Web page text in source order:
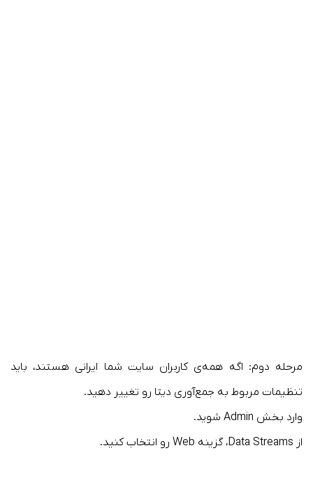
مرحله دوم: اگه همه‌ی کاربران سایت شما ایرانی هستند، باید
تنظیمات مربوط به جمع‌آوری دیتا رو تغییر دهید.
وارد بخش Admin شوید.
از Data Streams، گزینه Web رو انتخاب کنید.